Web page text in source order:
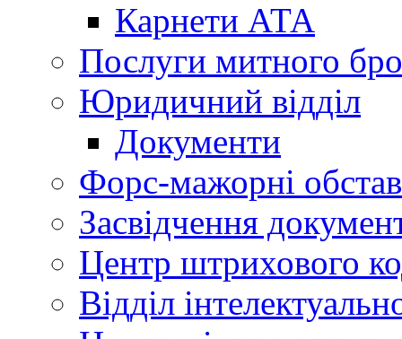
Карнети АТА
Послуги митного
Юридичний відділ
Документи
Форс-мажорні
Засвідчення
Центр штрихового
Відділ